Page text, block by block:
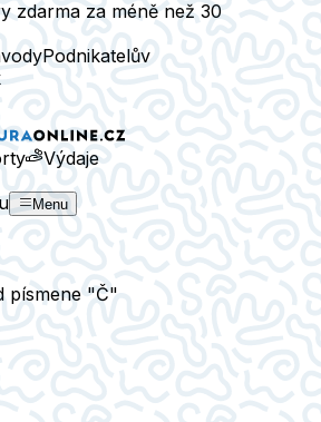
zdarma za méně než 30
Podnikatelův
Výdaje
Menu
písmene "Č"